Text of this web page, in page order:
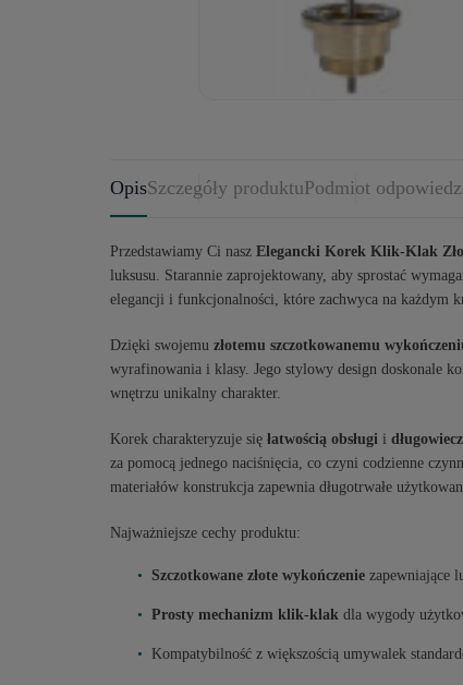
OpisSzczegóły produktuPodmiot
Przedstawiamy Ci nasz Elegancki Korek Klik-Klak
luksusu. Starannie zaprojektowany, aby sprostać
elegancji i funkcjonalności, które zachwyca na każdym
Dzięki swojemu złotemu szczotkowanemu
wyrafinowania i klasy. Jego stylowy design doskonale
wnętrzu unikalny charakter.
Korek charakteryzuje się łatwością obsługi i
za pomocą jednego naciśnięcia, co czyni codzienne
materiałów konstrukcja zapewnia długotrwałe
Najważniejsze cechy produktu:
Szczotkowane złote wykończeniezapewniające
Prosty mechanizm klik-klak dla wygody
Kompatybilność z większością umywalek